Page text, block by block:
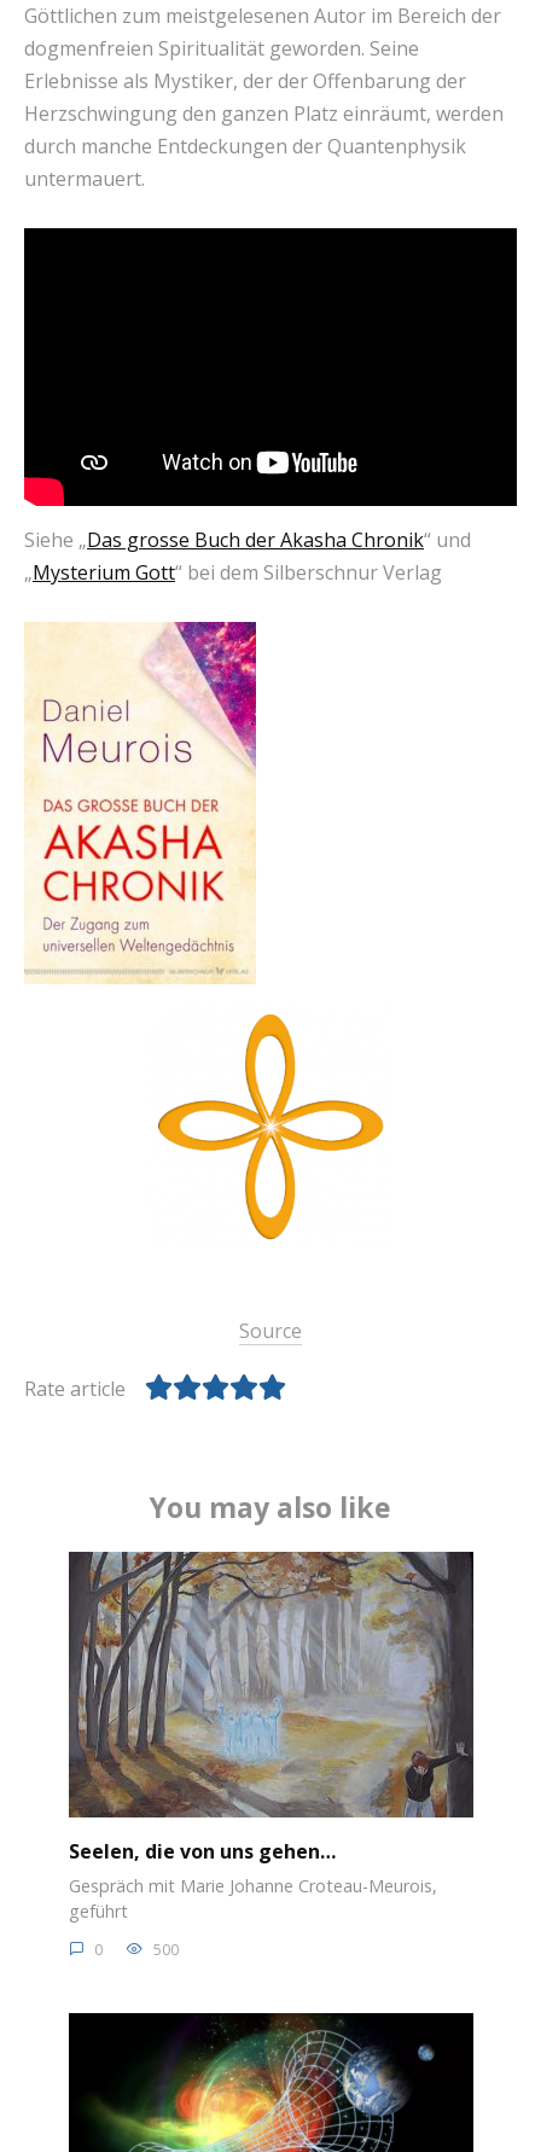
Göttlichen zum meistgelesenen Autor im Bereich der
dogmenfreien Spiritualität geworden. Seine
Erlebnisse als Mystiker, der der Offenbarung der
Herzschwingung den ganzen Platz einräumt, werden
durch manche Entdeckungen der Quantenphysik
untermauert.
Siehe „Das grosse Buch der Akasha Chronik“ und
„Mysterium Gott“ bei dem Silberschnur Verlag
Source
Rate article
You may also like
Seelen, die von uns gehen…
Gespräch mit Marie Johanne Croteau-Meurois,
geführt
0 500